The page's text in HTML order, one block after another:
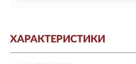
ХАРАКТЕРИСТИКИ